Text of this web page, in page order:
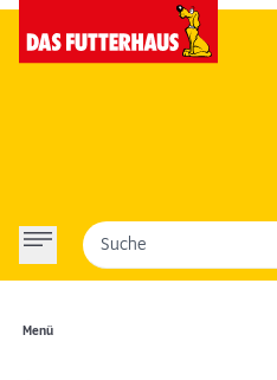
Menü
Suche